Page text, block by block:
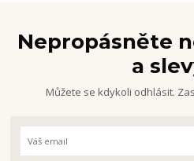
Nepropásněte
a
Můžete se kdykoli odhlásit.